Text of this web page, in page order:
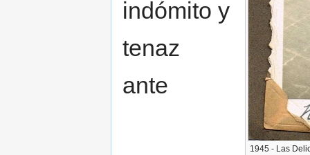
1945 - Las
indómito y
tenaz
ante